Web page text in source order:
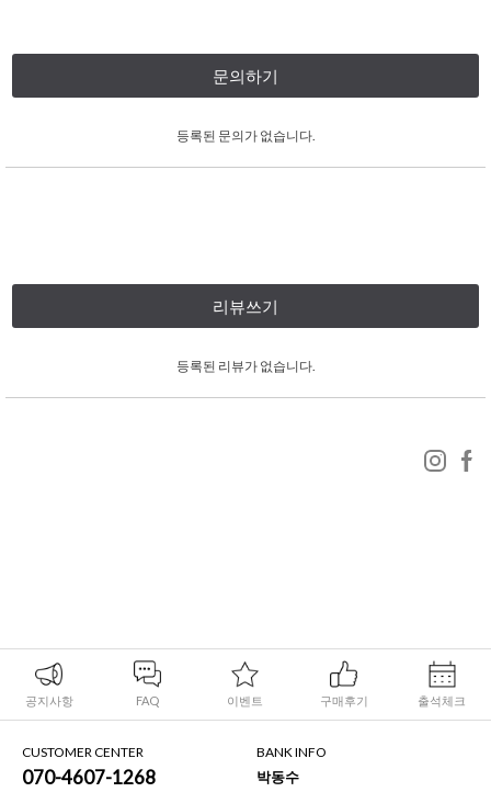
문의하기
등록된 문의가 없습니다.
리뷰쓰기
등록된 리뷰가 없습니다.
공지사항 FAQ 이벤트 구매후기 출석체크
CUSTOMER CENTER
070-4607-1268
BANK INFO
박동수